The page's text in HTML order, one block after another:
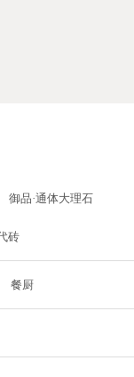
御品·通体大理石
砖
餐厨